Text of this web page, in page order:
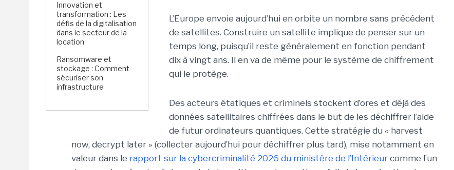
Innovation et
transformation : Les
défis de la digitalisation
dans le secteur de la
location
Ransomware et
stockage : Comment
sécuriser son
infrastructure
L’Europe envoie aujourd’hui en orbite un nombre sans précédent
de satellites. Construire un satellite implique de penser sur un
temps long, puisqu’il reste généralement en fonction pendant
dix à vingt ans. Il en va de même pour le système de chiffrement
qui le protège.
Des acteurs étatiques et criminels stockent d’ores et déjà des
données satellitaires chiffrées dans le but de les déchiffrer l’aide
de futur ordinateurs quantiques. Cette stratégie du « harvest
now, decrypt later » (collecter aujourd’hui pour déchiffrer plus tard), mise notamment en
valeur dans le rapport sur la cybercriminalité 2026 du ministère de l’Intérieur comme l’un